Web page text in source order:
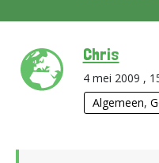
Chris
4 mei 2009 ,
Algemeen,